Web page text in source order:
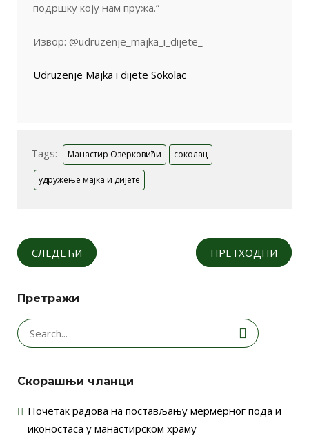
подршку коју нам пружа.”
Извор: @udruzenje_majka_i_dijete_
Udruzenje Majka i dijete Sokolac
Tags: Манастир Озерковићи соколац
удружење мајка и дијете
СЛЕДЕЋИ ПРЕТХОДНИ
Претражи
Search
for:
Скорашњи чланци
Почетак радова на постављању мермерног пода и
иконостаса у манастирском храму